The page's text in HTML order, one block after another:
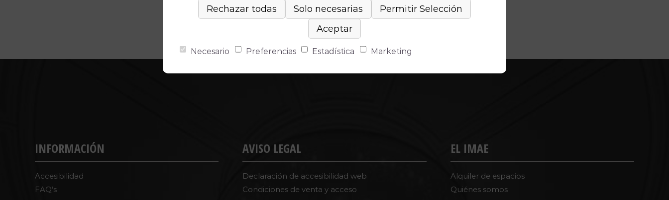
INFORMACIÓN
Accesibilidad
FAQ’s
AVISO LEGAL
Declaración de accesibilidad web
Condiciones de venta y acceso
EL IMAE
Alquiler de espacios
Quiénes somos
Necesario Preferencias Estadística Marketing